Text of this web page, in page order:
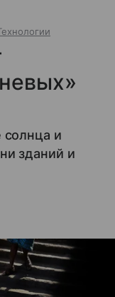
солнца и
зданий и